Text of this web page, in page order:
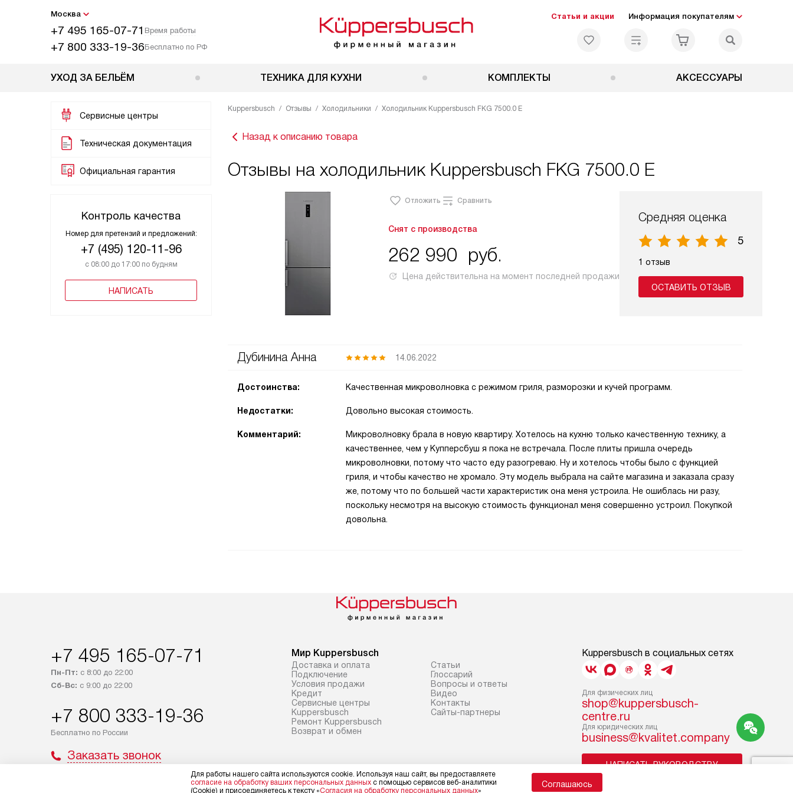
Москва
+7 495 165-07-71 Время работы
+7 800 333-19-36Бесплатно по РФ
Статьи и акции Информация покупателям
УХОД ЗА БЕЛЬЁМ ТЕХНИКА ДЛЯ КУХНИ КОМПЛЕКТЫ АКСЕССУАРЫ
Сервисные центры
Техническая документация
Официальная гарантия
Контроль качества
Номер для претензий и предложений:
+7 (495) 120-11-96
с 08:00 до 17:00 по будням
НАПИСАТЬ
Kuppersbusch Отзывы Холодильники Холодильник Kuppersbusch FKG 7500.0 E
Назад к описанию товара
Отзывы на холодильник Kuppersbusch FKG 7500.0 E
Отложить Сравнить
Снят с производства
262 990 руб.
Цена действительна на момент последней продажи
Средняя оценка
5
1 отзыв
ОСТАВИТЬ ОТЗЫВ
Дубинина Анна 14.06.2022
Достоинства: Качественная микроволновка с режимом гриля, разморозки и кучей программ.
Недостатки: Довольно высокая стоимость.
Комментарий:
Микроволновку брала в новую квартиру. Хотелось на кухню только качественную технику, а
качественнее, чем у Купперсбуш я пока не встречала. После плиты пришла очередь
микроволновки, потому что часто еду разогреваю. Ну и хотелось чтобы было с функцией
гриля, и чтобы качество не хромало. Эту модель выбрала на сайте магазина и заказала сразу
же, потому что по большей части характеристик она меня устроила. Не ошиблась ни разу,
поскольку несмотря на высокую стоимость функционал меня совершенно устроил. Покупкой
довольна.
+7 495 165-07-71
Пн-Пт: с 8:00 до 22:00
Сб-Вс: с 9:00 до 22:00
+7 800 333-19-36
Бесплатно по России
Заказать звонок
Мир Kuppersbusch
Доставка и оплата
Подключение
Условия продажи
Кредит
Сервисные центры
Kuppersbusch
Ремонт Kuppersbusch
Возврат и обмен
Cтатьи
Глоссарий
Вопросы и ответы
Видео
Контакты
Сайты-партнеры
Kuppersbusch в социальных сетях
Для физических лиц
shop@kuppersbusch-
centre.ru
Для юридических лиц
business@kvalitet.company
НАПИСАТЬ РУКОВОДСТВУ
Для работы нашего сайта используются cookie. Используя наш сайт, вы предоставляете
согласие на обработку ваших персональных данных с помощью сервисов веб-аналитики
(Cookie) и присоединяетесь к тексту «Согласия на обработку персональных данных»
Соглашаюсь